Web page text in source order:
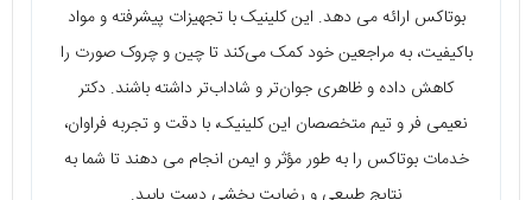
بوتاکس ارائه می دهد. این کلینیک با تجهیزات پیشرفته و مواد
باکیفیت، به مراجعین خود کمک می‌کند تا چین و چروک صورت را
کاهش داده و ظاهری جوان‌تر و شاداب‌تر داشته باشند. دکتر
نعیمی فر و تیم متخصصان این کلینیک، با دقت و تجربه فراوان،
خدمات بوتاکس را به طور مؤثر و ایمن انجام می دهند تا شما به